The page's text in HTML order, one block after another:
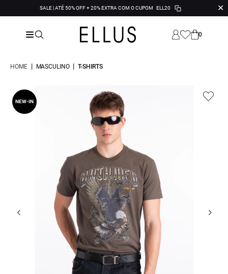
SALE | ATÉ 50% OFF + 20% EXTRA COM O CUPOM ELL20 ✕
0
HOME | MASCULINO | T-SHIRTS
NEW-IN